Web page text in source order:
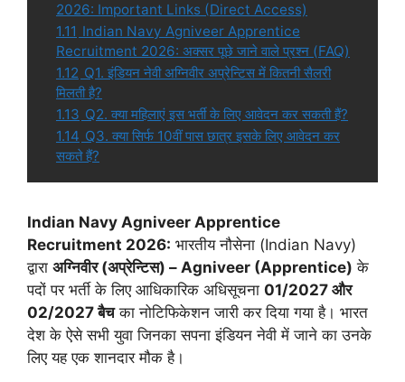
2026: Important Links (Direct Access)
1.11 Indian Navy Agniveer Apprentice
Recruitment 2026: अक्सर पूछे जाने वाले प्रश्न (FAQ)
1.12 Q1. इंडियन नेवी अग्निवीर अप्रेन्टिस में कितनी सैलरी
मिलती है?
1.13 Q2. क्या महिलाएं इस भर्ती के लिए आवेदन कर सकती हैं?
1.14 Q3. क्या सिर्फ 10वीं पास छात्र इसके लिए आवेदन कर
सकते हैं?
Indian Navy Agniveer Apprentice
Recruitment 2026: भारतीय नौसेना (Indian Navy)
द्वारा अग्निवीर (अप्रेन्टिस) – Agniveer (Apprentice) के
पदों पर भर्ती के लिए आधिकारिक अधिसूचना 01/2027 और
02/2027 बैचका नोटिफिकेशन जारी कर दिया गया है। भारत
देश के ऐसे सभी युवा जिनका सपना इंडियन नेवी में जाने का उनके
लिए यह एक शानदार मौक है।